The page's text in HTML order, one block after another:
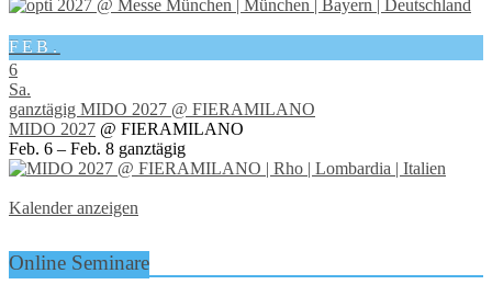
FEB.
6
Sa.
ganztägig MIDO 2027 @ FIERAMILANO
MIDO 2027 @ FIERAMILANO
Feb. 6 – Feb. 8 ganztägig
Kalender anzeigen
Online Seminare